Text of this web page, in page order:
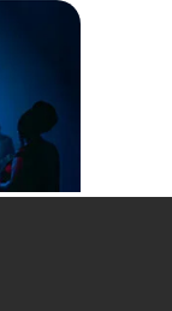
les
pour un
d'une
en
lumières
sous des
et les
50 mm, 75